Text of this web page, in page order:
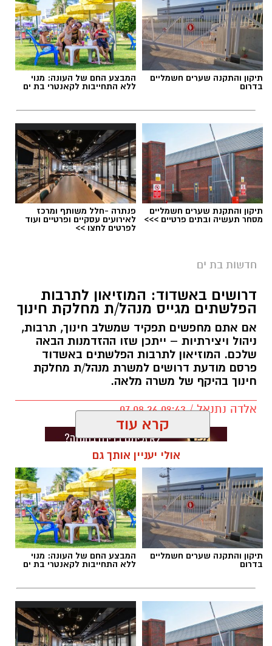
תיקון והתקנה שערים חשמליים
בדרום
המבצע החם של העונה: מנוי
ללא התחייבות לקאנטרי בת ים
תיקון והתקנת שערים חשמליים
מסחר תעשיה ובתים פרטיים >>>
פנתרה -חלל משותף ומרכז
לאירועים עסקיים ופרטיים ועוד
לפרטים לחצו >>
חדשות בת ים
דרושים באשדוד: המוזיאון לתרבות
הפלשתים מגייס מנהל/ת מחלקת חינוך
אם אתם מחפשים תפקיד שמשלב חינוך, תרבות,
ניהול ויצירתיות – ייתכן שזו ההזדמנות הבאה
שלכם. המוזיאון לתרבות הפלשתים באשדוד
פרסם מודעת דרושים למשרת מנהל/ת מחלקת
חינוך בהיקף של משרה מלאה.
אלדה נתנאל / 09:43 07.08.26
תגים:דרושים באשדוד
קרא עוד
אולי יעניין אותך גם
תיקון והתקנה שערים חשמליים
בדרום
המבצע החם של העונה: מנוי
ללא התחייבות לקאנטרי בת ים